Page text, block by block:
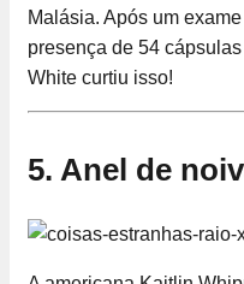
Malásia. Após um
presença de 54
White curtiu isso!
5. Anel de